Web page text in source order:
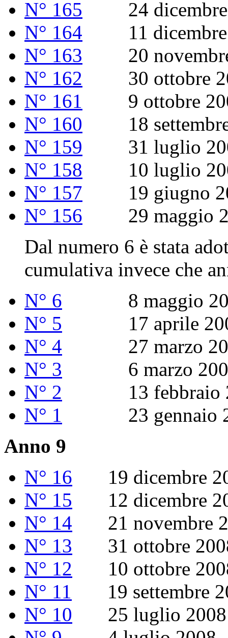
N° 165 24 dicembre
N° 164 11 dicembre
N° 163 20
N° 162 30 ottobre
N° 161 9 ottobre
N° 160 18 settembre
N° 159 31 luglio
N° 158 10 luglio
N° 157 19 giugno
N° 156 29 maggio
Dal numero 6 è stata
cumulativa invece che
N° 6 8 maggio
N° 5 17 aprile
N° 4 27 marzo
N° 3 6 marzo
N° 2 13 febbraio
N° 1 23 gennaio
Anno 9
N° 16 19 dicembre
N° 15 12 dicembre
N° 14 21 novembre
N° 13 31 ottobre
N° 12 10 ottobre
N° 11 19 settembre
N° 10 25 luglio 2008